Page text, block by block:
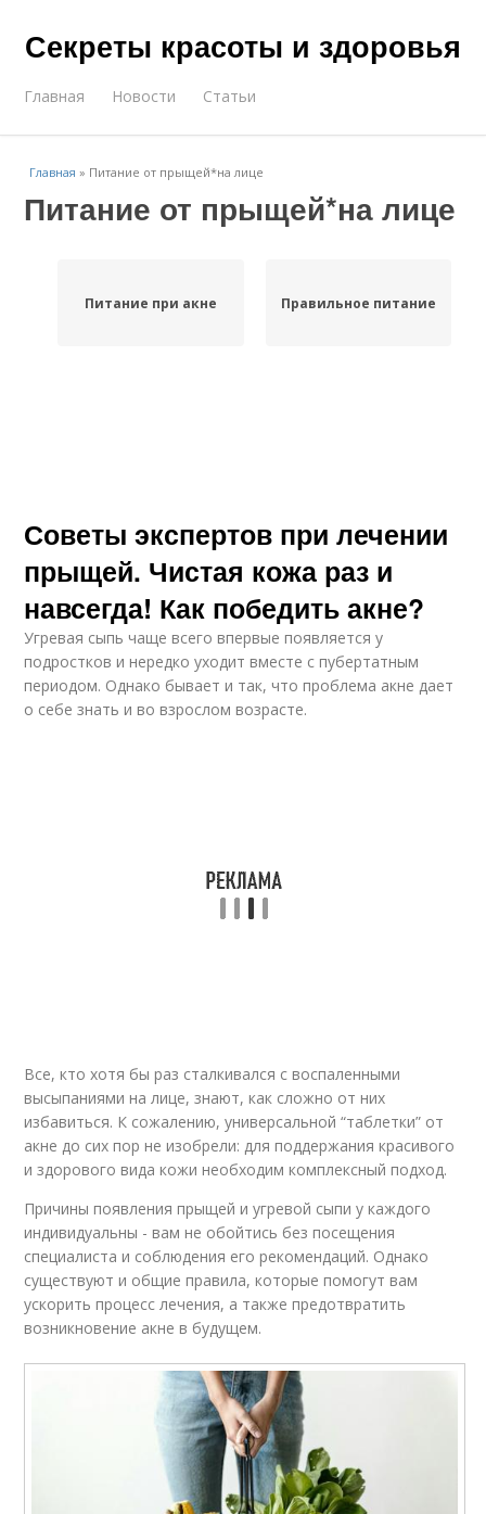
Секреты красоты и здоровья
Главная Новости Статьи
Главная » Питание от прыщей*на лице
Питание от прыщей*на лице
Питание при акне Правильное питание
Советы экспертов при лечении
прыщей. Чистая кожа раз и
навсегда! Как победить акне?
Угревая сыпь чаще всего впервые появляется у
подростков и нередко уходит вместе с пубертатным
периодом. Однако бывает и так, что проблема акне дает
о себе знать и во взрослом возрасте.
Все, кто хотя бы раз сталкивался с воспаленными
высыпаниями на лице, знают, как сложно от них
избавиться. К сожалению, универсальной “таблетки” от
акне до сих пор не изобрели: для поддержания красивого
и здорового вида кожи необходим комплексный подход.
Причины появления прыщей и угревой сыпи у каждого
индивидуальны - вам не обойтись без посещения
специалиста и соблюдения его рекомендаций. Однако
существуют и общие правила, которые помогут вам
ускорить процесс лечения, а также предотвратить
возникновение акне в будущем.